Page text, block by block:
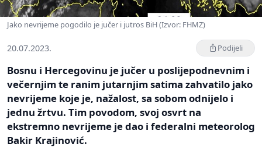
Jako nevrijeme pogodilo je jučer i jutros BiH (Izvor: FHMZ)
20.07.2023. Podijeli
Bosnu i Hercegovinu je jučer u poslijepodnevnim i
večernjim te ranim jutarnjim satima zahvatilo jako
nevrijeme koje je, nažalost, sa sobom odnijelo i
jednu žrtvu. Tim povodom, svoj osvrt na
ekstremno nevrijeme je dao i federalni meteorolog
Bakir Krajinović.